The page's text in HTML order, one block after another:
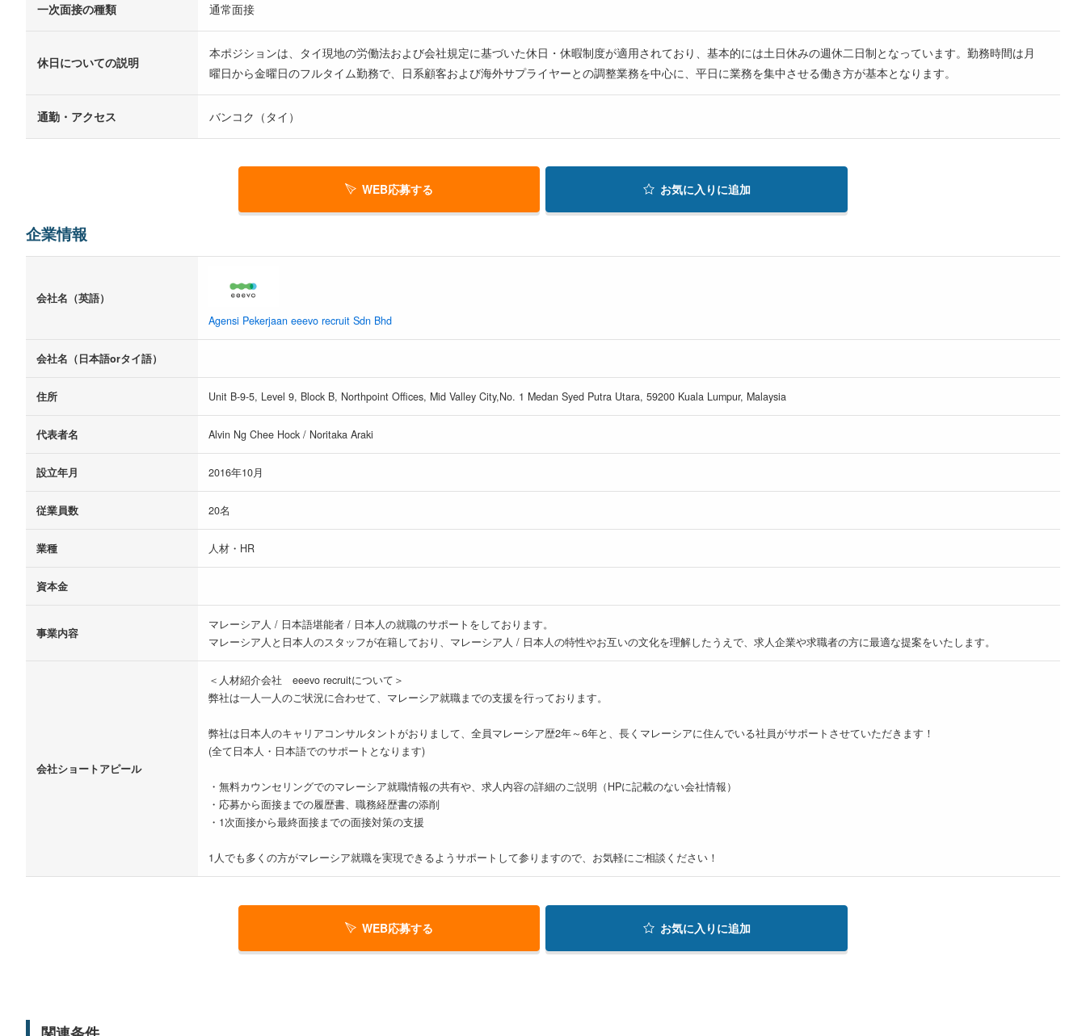
一次面接の種類 通常面接
休日についての説明
本ポジションは、タイ現地の労働法および会社規定に基づいた休日・休暇制度が適用されており、基本的には土日休みの週休二日制となっています。勤務時間は月
曜日から金曜日のフルタイム勤務で、日系顧客および海外サプライヤーとの調整業務を中心に、平日に業務を集中させる働き方が基本となります。
通勤・アクセス バンコク（タイ）
WEB応募する お気に入り に追加
企業情報
会社名（英語）
Agensi Pekerjaan eeevo recruit Sdn Bhd
会社名（日本語orタイ語）
住所 Unit B-9-5, Level 9, Block B, Northpoint Offices, Mid Valley City,No. 1 Medan Syed Putra Utara, 59200 Kuala Lumpur, Malaysia
代表者名 Alvin Ng Chee Hock / Noritaka Araki
設立年月 2016年10月
従業員数 20名
業種 人材・HR
資本金
事業内容
マレーシア人 / 日本語堪能者 / 日本人の就職のサポートをしております。
マレーシア人と日本人のスタッフが在籍しており、マレーシア人 / 日本人の特性やお互いの文化を理解したうえで、求人企業や求職者の方に最適な提案をいたします。
会社ショートアピール
＜人材紹介会社 eeevo recruitについて＞
弊社は一人一人のご状況に合わせて、マレーシア就職までの支援を行っております。
弊社は日本人のキャリアコンサルタントがおりまして、全員マレーシア歴2年～6年と、長くマレーシアに住んでいる社員がサポートさせていただきます！
(全て日本人・日本語でのサポートとなります)
・無料カウンセリングでのマレーシア就職情報の共有や、求人内容の詳細のご説明（HPに記載のない会社情報）
・応募から面接までの履歴書、職務経歴書の添削
・1次面接から最終面接までの面接対策の支援
1人でも多くの方がマレーシア就職を実現できるようサポートして参りますので、お気軽にご相談ください！
WEB応募する お気に入り に追加